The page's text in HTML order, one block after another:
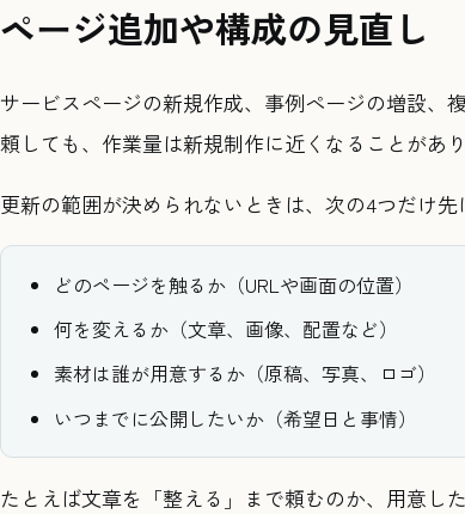
ページ追加や構成の見直し
サービスページの新規作成、事例ページの増設、
頼しても、作業量は新規制作に近くなることがあり
更新の範囲が決められないときは、次の4つだけ先
どのページを触るか（URLや画面の位置）
何を変えるか（文章、画像、配置など）
素材は誰が用意するか（原稿、写真、ロゴ）
いつまでに公開したいか（希望日と事情）
たとえば文章を「整える」まで頼むのか、用意し